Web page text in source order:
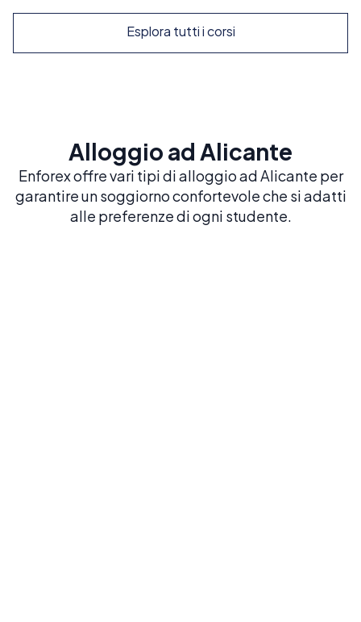
Esplora tutti i corsi
Alloggio ad Alicante
Enforex offre vari tipi di alloggio ad Alicante per
garantire un soggiorno confortevole che si adatti
alle preferenze di ogni studente.